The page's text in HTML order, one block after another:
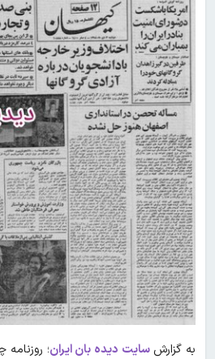
به گزارشسایت دیده بان ایران